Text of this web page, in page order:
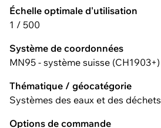
Échelle optimale d'utilisation
1 / 500
Système de coordonnées
MN95 - système suisse (CH1903+)
Thématique / géocatégorie
Systèmes des eaux et des déchets
Options de commande